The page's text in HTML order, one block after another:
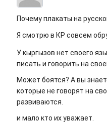
Почему плакаты на
Я смотрю в КР совсем
У кыргызов нет своего
писать и говорить на
Может боятся? А вы
которые не говорят на
развиваются.
и мало кто их уважает.